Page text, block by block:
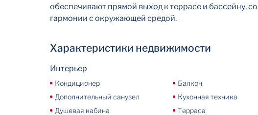
обеспечивают прямой выход к террасе и бассейну,
гармонии с окружающей средой.
Характеристики недвижимости
Интерьер
Кондиционер Балкон
Дополнительный санузел
Кухонная техника
Душевая кабина
Терраса